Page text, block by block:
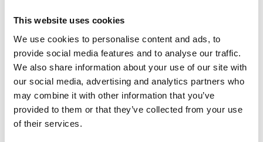
This website uses cookies
We use cookies to personalise content and ads, to
provide social media features and to analyse our traffic.
We also share information about your use of our site with
our social media, advertising and analytics partners who
may combine it with other information that you’ve
provided to them or that they’ve collected from your use
of their services.
Beschreibung
DasASC AGS (Advantaged Guardrail System) Rollgerüst
erfüllt die neue Norm. Ab dem 1. Januar 2018 muss beim
Betreten der nächsten Plattform in einem Rollgerüst immer ein
Handlauf vorhanden sein. Bei diesem AGS-Rollgerüst ist vor
dem Aufsteigen immer ein Handlauf vorhanden.